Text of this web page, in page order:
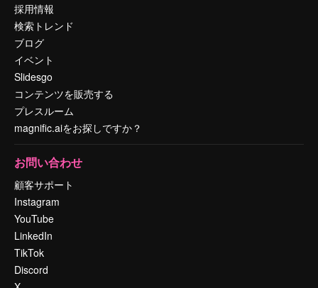
採用情報
検索トレンド
ブログ
イベント
Slidesgo
コンテンツを販売する
プレスルーム
magnific.aiをお探しですか？
お問い合わせ
顧客サポート
Instagram
YouTube
LinkedIn
TikTok
Discord